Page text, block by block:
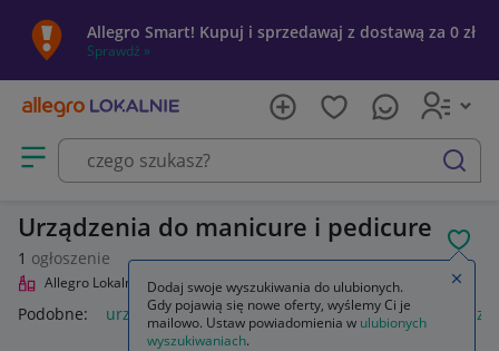
Allegro Smart! Kupuj i sprzedawaj z dostawą za 0 zł
Sprawdź »
Otwórz menu z kategoriami
szukaj
Urządzenia do manicure i pedicure
1 ogłoszenie
Allegro Lokalnie Uroda Manicure i pedicure Urządzenia
Podobne: urządzenia urządzenia do geometrii kół
Dodaj swoje wyszukiwania do ulubionych.
Gdy pojawią się nowe oferty, wyślemy Ci je
mailowo. Ustaw powiadomienia w ulubionych
wyszukiwaniach.